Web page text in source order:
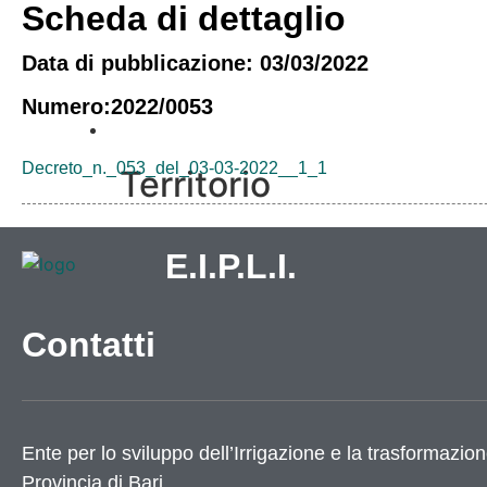
Territorio
Come raggiungerci
Galleria immagini
Informazioni
Scheda di dettaglio
Data di pubblicazione: 03/03/2022
Numero:2022/0053
Decreto_n._053_del_03-03-2022__1_1
E.I.P.L.I.
Contatti
Ente per lo sviluppo dell’Irrigazione e la
Provincia di Bari